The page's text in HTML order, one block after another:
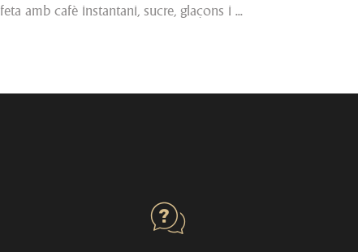
feta amb cafè instantani, sucre, glaçons i ...